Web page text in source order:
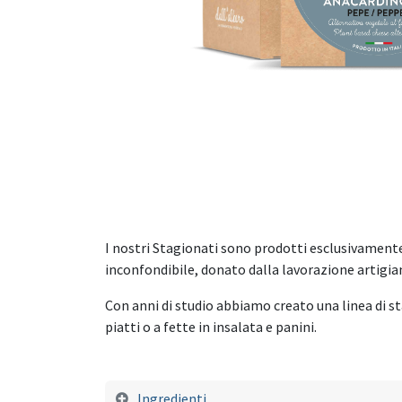
I nostri Stagionati sono prodotti
inconfondibile, donato dalla lavorazione
Con anni di studio abbiamo creato una linea di
piatti o a fette in insalata e panini.
Ingredienti